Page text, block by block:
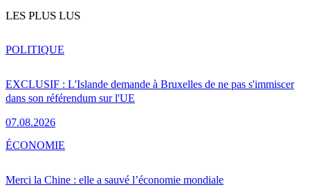
LES PLUS LUS
EXCLUSIF : L'Islande demande à Bruxelles de ne pas s'immiscer
dans son référendum sur l'UE
07.08.2026
POLITIQUE
Merci la Chine : elle a sauvé l’économie mondiale
ÉCONOMIE